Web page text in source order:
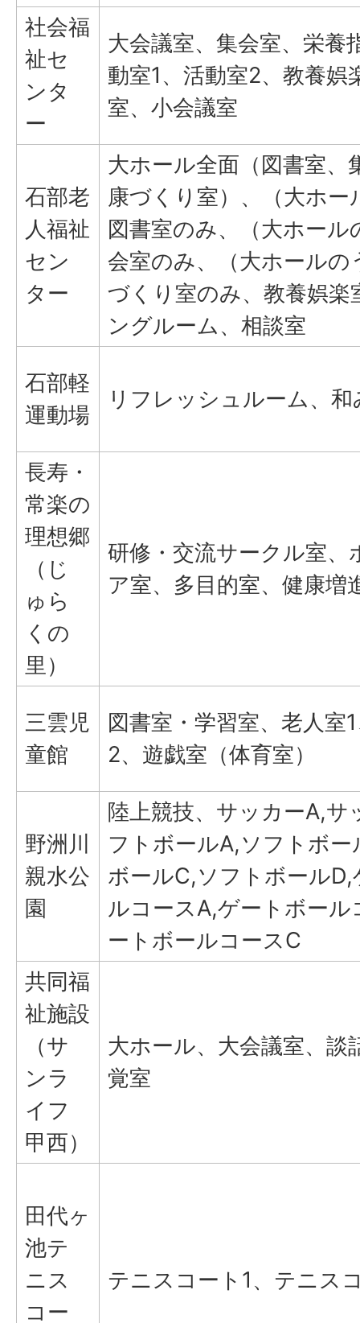
社会福
祉セ
ンタ
ー
大会議室、集会室、栄養
動室1、活動室2、教養娯
室、小会議室
石部老
人福祉
セン
ター
大ホール全面（図書室、
康づくり室）、（大ホー
図書室のみ、（大ホール
会室のみ、（大ホールの
づくり室のみ、教養娯楽
ングルーム、相談室
石部軽
運動場
リフレッシュルーム、和
長寿・
常楽の
理想郷
（じ
ゅら
くの
里）
研修・交流サークル室、
ア室、多目的室、健康増
三雲児
童館
図書室・学習室、老人室
2、遊戯室（体育室）
野洲川
親水公
園
陸上競技、サッカーA,サ
フトボールA,ソフトボ
ボールC,ソフトボールD,
ルコースA,ゲートボール
ートボールコースC
共同福
祉施設
（サ
ンラ
イフ
甲西）
大ホール、大会議室、談
覚室
田代ヶ
池テ
ニス
コー
テニスコート1、テニス